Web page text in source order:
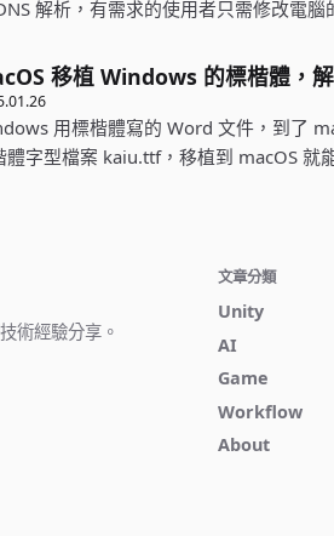
解析，有需求的使用者只需修改電腦
移植 Windows 的標楷體，
用標楷體寫的 Word 文件，到了
體字型檔案 kaiu.ttf，移植到 macOS 就
術經驗分享。
文章分類
Unity
AI
Game
Workflow
About